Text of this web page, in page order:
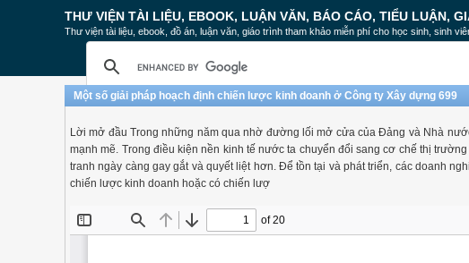
THƯ VIỆN TÀI LIỆU, EBOOK, LUẬN VĂN, BÁO CÁO, TIỂU LUẬN,
Thư viện tài liệu, ebook, đồ án, luận văn, giáo trình tham khảo miễn phí cho học sinh, sinh
Một số giải pháp hoạch định chiến lược kinh doanh ở Công ty Xây dựng 699
Lời mở đầu Trong những năm qua nhờ đường lối mở cửa của Đảng và Nhà
mạnh mẽ. Trong điều kiện nền kinh tế nước ta chuyển đổi sang cơ chế thị
tranh ngày càng gay gắt và quyết liệt hơn. Để tồn tại và phát triển, các doanh
chiến lược kinh doanh hoặc có chiến lượ